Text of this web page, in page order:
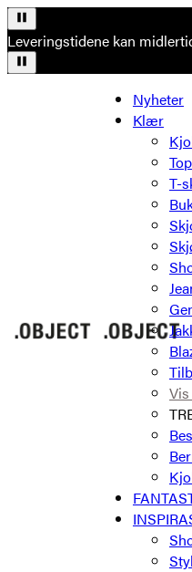
Leveringstidene kan
Nyheter
Klær
T-